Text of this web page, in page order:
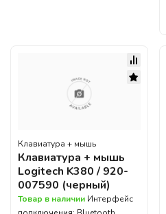
Клавиатура + мышь
Клавиатура + мышь
Logitech K380 / 920-
007590 (черный)
Товар в наличии Интерфейс